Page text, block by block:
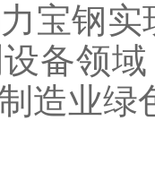
宝钢
备领
造业